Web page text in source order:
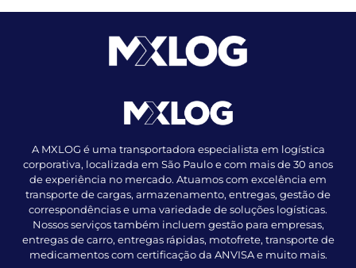
A MXLOG é uma transportadora especialista em logística
corporativa, localizada em São Paulo e com mais de 30 anos
de experiência no mercado. Atuamos com excelência em
transporte de cargas, armazenamento, entregas, gestão de
correspondências e uma variedade de soluções logísticas.
Nossos serviços também incluem gestão para empresas,
entregas de carro, entregas rápidas, motofrete, transporte de
medicamentos com certificação da ANVISA e muito mais.